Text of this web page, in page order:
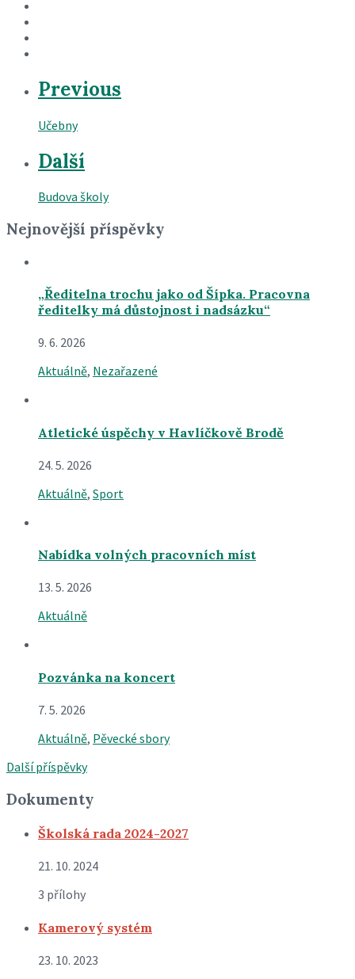
Previous
Učebny
Další
Budova školy
Nejnovější příspěvky
„Ředitelna trochu jako od Šípka. Pracovna
ředitelky má důstojnost i nadsázku“
9. 6. 2026
Aktuálně, Nezařazené
Atletické úspěchy v Havlíčkově Brodě
24. 5. 2026
Aktuálně, Sport
Nabídka volných pracovních míst
13. 5. 2026
Aktuálně
Pozvánka na koncert
7. 5. 2026
Aktuálně, Pěvecké sbory
Další příspěvky
Dokumenty
Školská rada 2024-2027
21. 10. 2024
3 přílohy
Kamerový systém
23. 10. 2023